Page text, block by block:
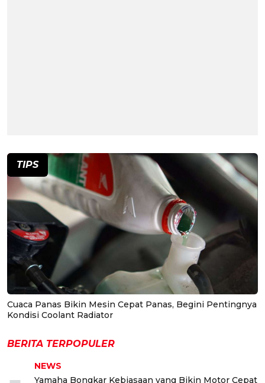
TIPS
Cuaca Panas Bikin Mesin Cepat Panas, Begini Pentingnya
Kondisi Coolant Radiator
BERITA TERPOPULER
NEWS
Yamaha Bongkar Kebiasaan yang Bikin Motor Cepat